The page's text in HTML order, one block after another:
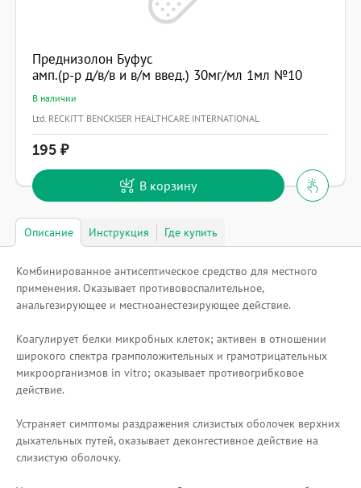
Преднизолон Буфус
амп.(р-р д/в/в и в/м введ.) 30мг/мл 1мл №10
В наличии
Ltd. RECKITT BENCKISER HEALTHCARE INTERNATIONAL
195
В корзину
Описание Инструкция Где купить
Комбинированное антисептическое средство для местного
применения. Оказывает противовоспалительное,
анальгезирующее и местноанестезирующее действие.
Коагулирует белки микробных клеток; активен в отношении
широкого спектра грамположительных и грамотрицательных
микроорганизмов in vitro; оказывает противогрибковое
действие.
Устраняет симптомы раздражения слизистых оболочек верхних
дыхательных путей, оказывает деконгестивное действие на
слизистую оболочку.